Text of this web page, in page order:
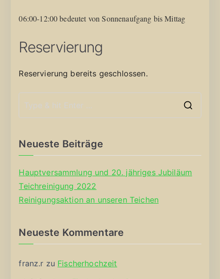
06:00-12:00 bedeutet von Sonnenaufgang bis Mittag
Reservierung
Reservierung bereits geschlossen.
Neueste Beiträge
Hauptversammlung und 20. jähriges Jubiläum
Teichreinigung 2022
Reinigungsaktion an unseren Teichen
Neueste Kommentare
franz.r zu Fischerhochzeit